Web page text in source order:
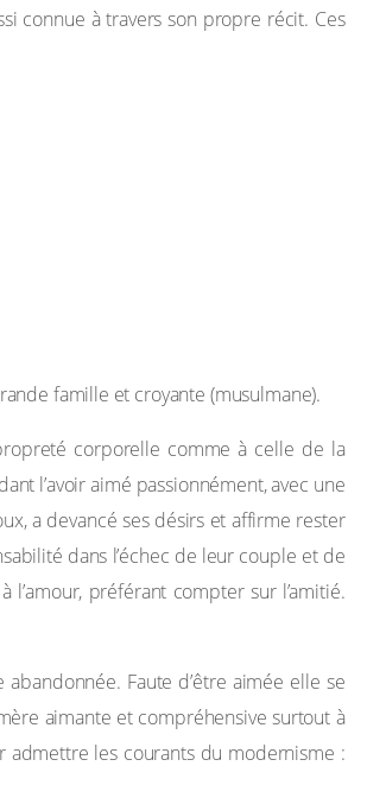
connue à travers son propre récit. Ces
famille et croyante (musulmane).
corporelle comme à celle de la
l’avoir aimé passionnément, avec une
a devancé ses désirs et affirme rester
dans l’échec de leur couple et de
l’amour, préférant compter sur l’amitié.
Faute d’être aimée elle se
aimante et compréhensive surtout à
admettre les courants du modernisme :